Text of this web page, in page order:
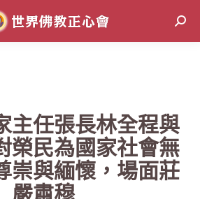
主任張長林全程與
榮民為國家社會無
崇與緬懷，場面莊
嚴肅穆